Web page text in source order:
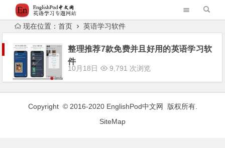
现在位置： 首页 英语学习软件
整理推荐7款免费并且好用的英语学习软
件
10月18日 9,791 次浏览
Copyright © 2016-2020 EnglishPod中文网 版权所有.
SiteMap